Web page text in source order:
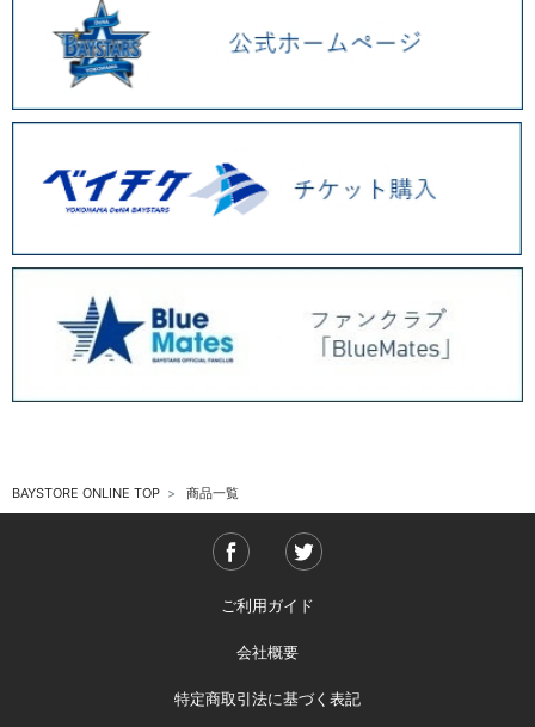
BAYSTORE ONLINE TOP 商品一覧
ご利用ガイド
会社概要
特定商取引法に基づく表記